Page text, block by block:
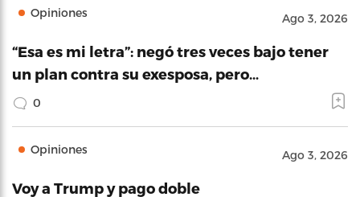
Opiniones Ago 3, 2026
“Esa es mi letra”: negó tres veces bajo tener
un plan contra su exesposa, pero…
0
Opiniones Ago 3, 2026
Voy a Trump y pago doble